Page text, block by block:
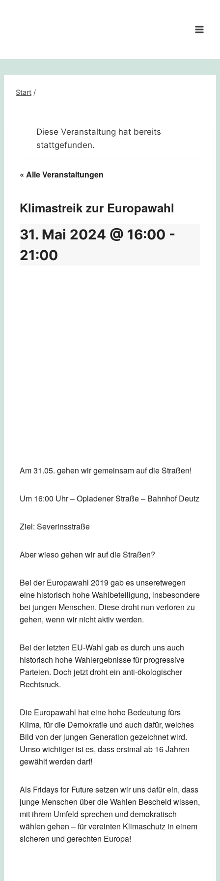
Start /
Diese Veranstaltung hat bereits
stattgefunden.
« Alle Veranstaltungen
Klimastreik zur Europawahl
31. Mai 2024 @ 16:00 -
21:00
Am 31.05. gehen wir gemeinsam auf die Straßen!
Um 16:00 Uhr – Opladener Straße – Bahnhof Deutz
Ziel: Severinsstraße
Aber wieso gehen wir auf die Straßen?
Bei der Europawahl 2019 gab es unseretwegen
eine historisch hohe Wahlbeteiligung, insbesondere
bei jungen Menschen. Diese droht nun verloren zu
gehen, wenn wir nicht aktiv werden.
Bei der letzten EU-Wahl gab es durch uns auch
historisch hohe Wahlergebnisse für progressive
Parteien. Doch jetzt droht ein anti-ökologischer
Rechtsruck.
Die Europawahl hat eine hohe Bedeutung fürs
Klima, für die Demokratie und auch dafür, welches
Bild von der jungen Generation gezeichnet wird.
Umso wichtiger ist es, dass erstmal ab 16 Jahren
gewählt werden darf!
Als Fridays for Future setzen wir uns dafür ein, dass
junge Menschen über die Wahlen Bescheid wissen,
mit ihrem Umfeld sprechen und demokratisch
wählen gehen – für vereinten Klimaschutz in einem
sicheren und gerechten Europa!